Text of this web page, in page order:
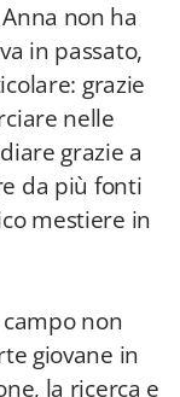
non ha
in passato,
grazie
nelle
grazie a
da più fonti
mestiere in
non
giovane in
la ricerca e